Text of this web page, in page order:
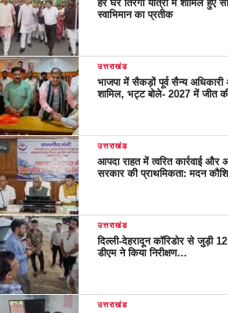
हर घर तिरंगा यात्रा में शामिल हुए
स्वाभिमान का प्रतीक
उत्तराखंड
भाजपा में सैकड़ों पूर्व सैन्य
शामिल, भट्ट बोले- 2027 में जीत की
उत्तराखंड
आपदा राहत में त्वरित कार्रवाई
सरकार की प्राथमिकता: मदन
उत्तराखंड
दिल्ली-देहरादून कॉरिडोर से जुड़ी
डीएम ने किया निरीक्षण…
उत्तराखंड